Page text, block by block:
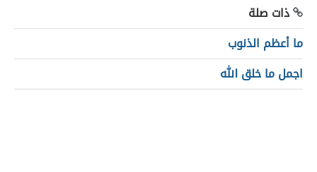
ذات صلة
ما أعظم الذنوب
اجمل ما خلق الله